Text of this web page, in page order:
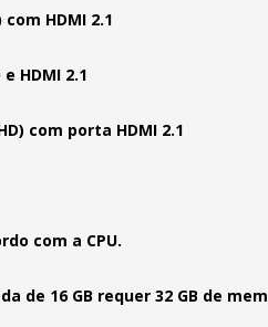
HDMI 2.1
HDMI 2.1
com porta HDMI 2.1
com a CPU.
de 16 GB requer 32 GB de